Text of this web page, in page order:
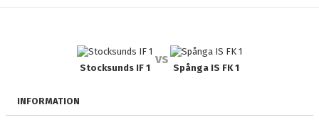
DOKUMENT
Stocksunds IF 1
vs
Spånga IS FK 1
INFORMATION